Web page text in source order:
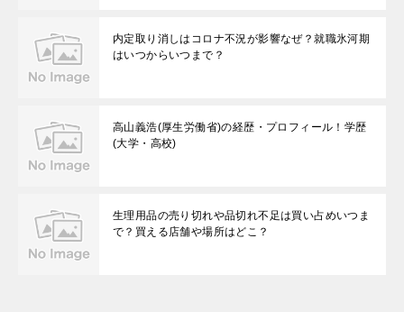
内定取り消しはコロナ不況が影響なぜ？就職氷河期
はいつからいつまで？
高山義浩(厚生労働省)の経歴・プロフィール！学歴
(大学・高校)
生理用品の売り切れや品切れ不足は買い占めいつま
で？買える店舗や場所はどこ？